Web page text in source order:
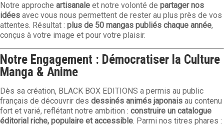
Notre approche artisanale et notre volonté de partager nos
idées avec vous nous permettent de rester au plus près de vos
attentes. Résultat : plus de 50 mangas publiés chaque année,
conçus à votre image et pour votre plaisir.
Notre Engagement : Démocratiser la Culture
Manga & Anime
Dès sa création, BLACK BOX EDITIONS a permis au public
français de découvrir des dessinés animés japonais au contenu
fort et varié, reflétant notre ambition : construire un catalogue
éditorial riche, populaire et accessible. Parmi nos titres phares :